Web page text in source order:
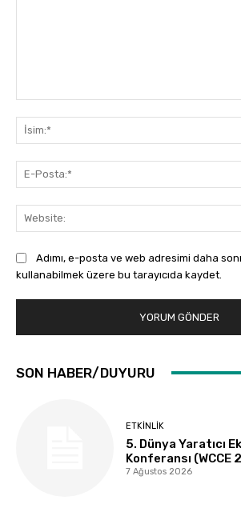
Adımı, e-posta ve web adresimi daha
kullanabilmek üzere bu tarayıcıda kaydet.
SON HABER/DUYURU
ETKINLIK
5. Dünya Yaratıcı
Konferansı (WCCE
7 Ağustos 2026